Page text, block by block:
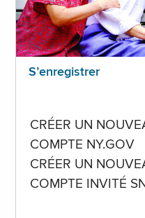
S’enregistrer
CRÉER UN
COMPTE NY.GOV
CRÉER UN
COMPTE INVITÉ